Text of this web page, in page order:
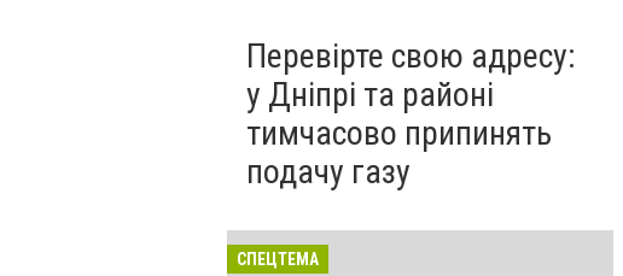
Перевірте свою адресу:
у Дніпрі та районі
тимчасово припинять
подачу газу
СПЕЦТЕМА